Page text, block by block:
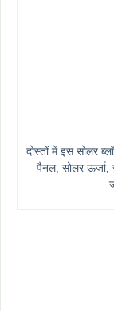
दोस्तों में इस सोलर
पैनल, सोलर ऊर्जा,